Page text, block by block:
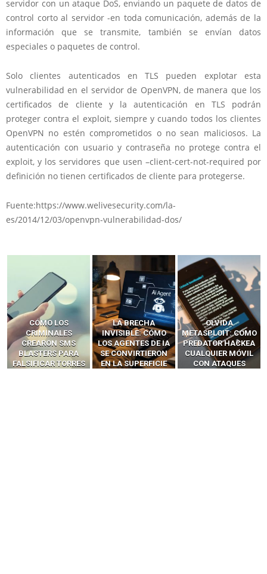
servidor con un ataque DoS, enviando un paquete de datos de
control corto al servidor -en toda comunicación, además de la
información que se transmite, también se envían datos
especiales o paquetes de control.
Solo clientes autenticados en TLS pueden explotar esta
vulnerabilidad en el servidor de OpenVPN, de manera que los
certificados de cliente y la autenticación en TLS podrán
proteger contra el exploit, siempre y cuando todos los clientes
OpenVPN no estén comprometidos o no sean maliciosos. La
autenticación con usuario y contraseña no protege contra el
exploit, y los servidores que usen –client-cert-not-required por
definición no tienen certificados de cliente para protegerse.
Fuente:https://www.welivesecurity.com/la-
es/2014/12/03/openvpn-vulnerabilidad-dos/
LA BRECHA
INVISIBLE: CÓMO
LOS AGENTES DE IA
SE CONVIRTIERON
EN LA SUPERFICIE
OLVIDA
METASPLOIT: CÓMO
PREDATOR HACKEA
CUALQUIER MÓVIL
CON ATAQUES
CÓMO LOS HACKERS
INTERCEPTAN OTPS
Y LLAMADAS
MÓVILES SIN
‘HACKEAR’ — EL